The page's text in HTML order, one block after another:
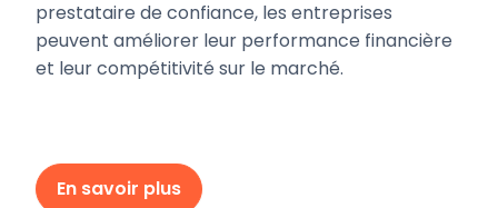
prestataire de confiance, les entreprises
peuvent améliorer leur performance financière
et leur compétitivité sur le marché.
En savoir plus